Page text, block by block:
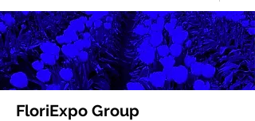
FloriExpo Group